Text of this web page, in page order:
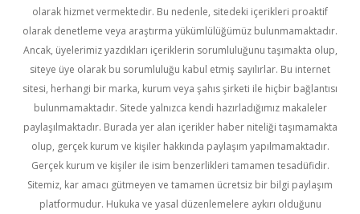
olarak hizmet vermektedir. Bu nedenle, sitedeki içerikleri proaktif
olarak denetleme veya araştırma yükümlülüğümüz bulunmamaktadır.
Ancak, üyelerimiz yazdıkları içeriklerin sorumluluğunu taşımakta olup,
siteye üye olarak bu sorumluluğu kabul etmiş sayılırlar. Bu internet
sitesi, herhangi bir marka, kurum veya şahıs şirketi ile hiçbir bağlantısı
bulunmamaktadır. Sitede yalnızca kendi hazırladığımız makaleler
paylaşılmaktadır. Burada yer alan içerikler haber niteliği taşımamakta
olup, gerçek kurum ve kişiler hakkında paylaşım yapılmamaktadır.
Gerçek kurum ve kişiler ile isim benzerlikleri tamamen tesadüfidir.
Sitemiz, kar amacı gütmeyen ve tamamen ücretsiz bir bilgi paylaşım
platformudur. Hukuka ve yasal düzenlemelere aykırı olduğunu